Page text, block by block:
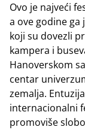
Ovo je najveći
a ove godine ga
koji su dovezli
kampera i
Hanoverskom
centar
zemalja.
internacionalni
promoviše